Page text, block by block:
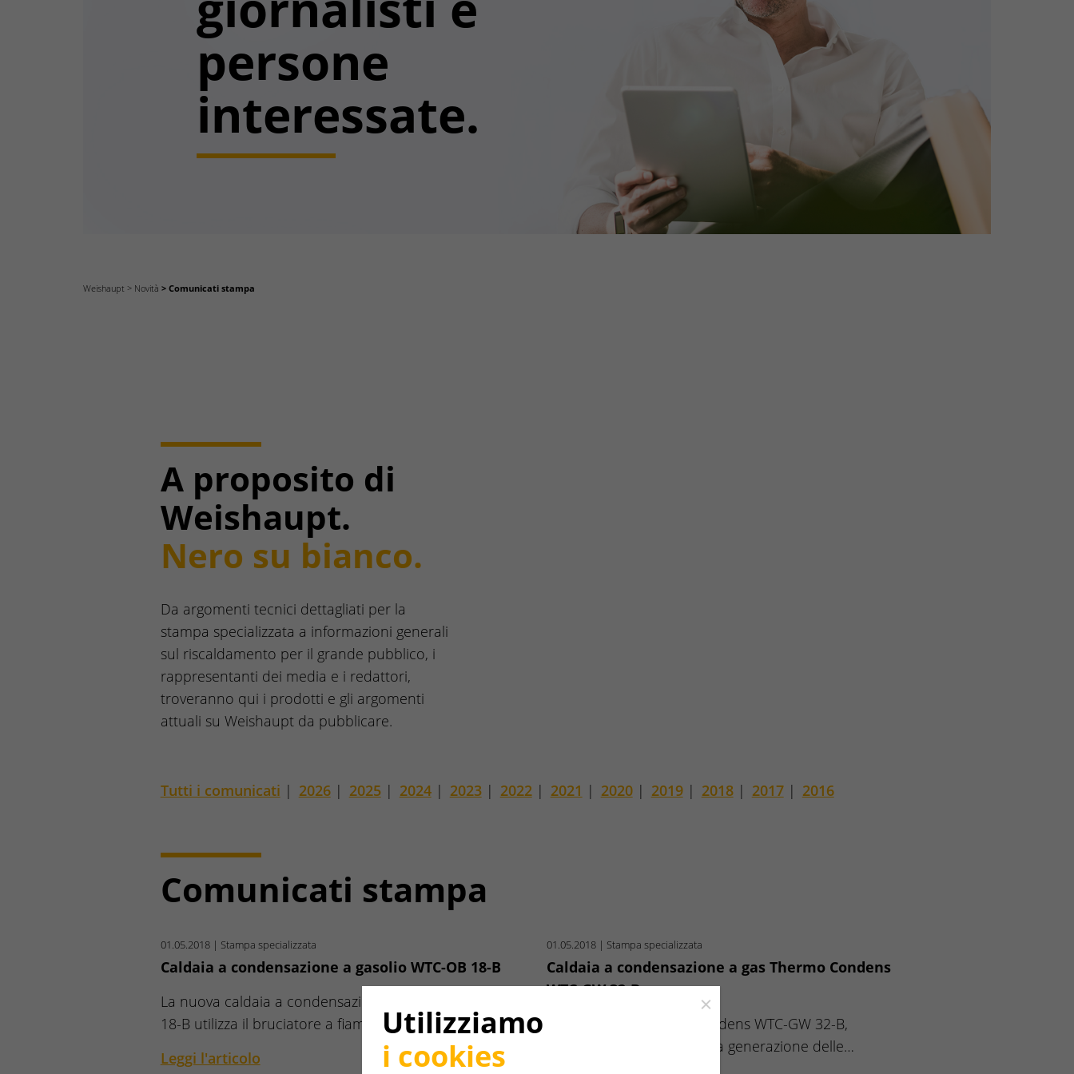
persone
interessate.
Weishaupt Novità Comunicati stampa
A proposito di
Weishaupt.
Nero su bianco.
Da argomenti tecnici dettagliati per la
stampa specializzata a informazioni generali
sul riscaldamento per il grande pubblico, i
rappresentanti dei media e i redattori,
troveranno qui i prodotti e gli argomenti
attuali su Weishaupt da pubblicare.
Tutti i comunicati | 2026| 2025| 2024| 2023| 2022| 2021 | 2020| 2019| 2018| 2017| 2016
Comunicati stampa
01.05.2018 | Stampa specializzata
Caldaia a condensazione a gasolio WTC-OB 18-B
La nuova caldaia a condensazione a gasolio WTC-OB
18-B utilizza il bruciatore a fiamma…
Leggi l'articolo
01.05.2018 | Stampa specializzata
Caldaia a condensazione a gas Thermo Condens
WTC-GW 32-B
Con la nuova Thermo Condens WTC-GW 32-B,
Weishaupt amplia la nuova generazione delle…
Close
Utilizziamo
i cookies